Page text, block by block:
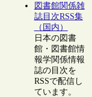
図書館関係雑
誌目次RSS集
（国内）
日本の図書
館・図書館情
報学関係情報
誌の目次を
RSSで配信し
ています。